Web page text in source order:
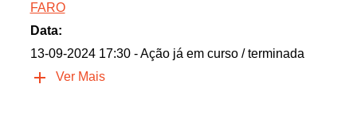
FARO
Data:
13-09-2024 17:30 - Ação já em curso / terminada
Ver Mais